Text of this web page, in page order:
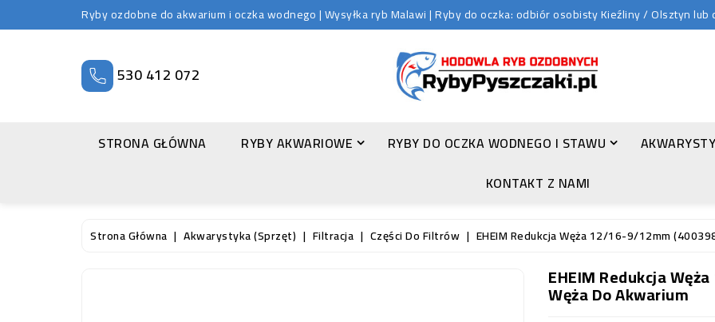
Ryby ozdobne do akwarium i oczka wodnego | Wysyłka ryb Malawi | Ryby do oczka: odbiór osobisty Kieźliny / Olsztyn
530 412 072
STRONA GŁÓWNA RYBY AKWARIOWE RYBY DO OCZKA WODNEGO I STAWU
KONTAKT Z NAMI
Strona Główna Akwarystyka (sprzęt) Filtracja Części Do Filtrów EHEIM Redukcja Węża 12/16-9/12mm
EHEIM Redukcja
Węża Do Akwarium